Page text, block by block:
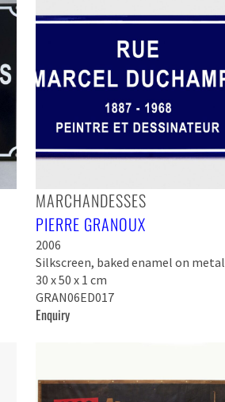
MARCHANDESSES
PIERRE GRANOUX
2006
Silkscreen, baked enamel on metal
30 x 50 x 1 cm
GRAN06ED017
Enquiry